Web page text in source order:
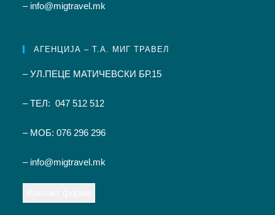
– info@migtravel.mk
АГЕНЦИЈА – Т.А. МИГ ТРАВЕЛ
– УЛ.ПЕЦЕ МАТИЧЕВСКИ БР.15
– ТЕЛ: 047 512 512
– МОБ: 076 296 296
– info@migtravel.mk